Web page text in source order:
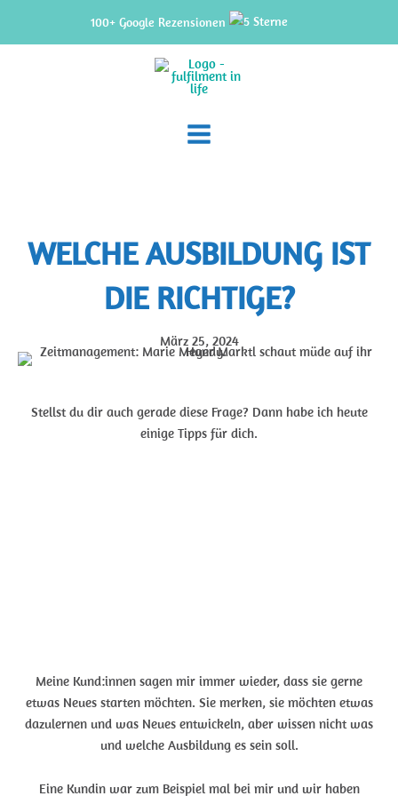
100+ Google Rezensionen
WELCHE AUSBILDUNG IST
DIE RICHTIGE?
März 25, 2024
Stellst du dir auch gerade diese Frage? Dann habe ich heute
einige Tipps für dich.
Meine Kund:innen sagen mir immer wieder, dass sie gerne
etwas Neues starten möchten. Sie merken, sie möchten etwas
dazulernen und was Neues entwickeln, aber wissen nicht was
und welche Ausbildung es sein soll.
Eine Kundin war zum Beispiel mal bei mir und wir haben